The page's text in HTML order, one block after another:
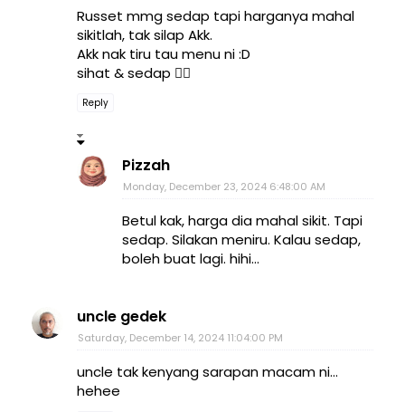
Russet mmg sedap tapi harganya mahal
sikitlah, tak silap Akk.
Akk nak tiru tau menu ni :D
sihat & sedap 👍🏻
Reply
Pizzah
Monday, December 23, 2024 6:48:00 AM
Betul kak, harga dia mahal sikit. Tapi
sedap. Silakan meniru. Kalau sedap,
boleh buat lagi. hihi...
uncle gedek
Saturday, December 14, 2024 11:04:00 PM
uncle tak kenyang sarapan macam ni...
hehee